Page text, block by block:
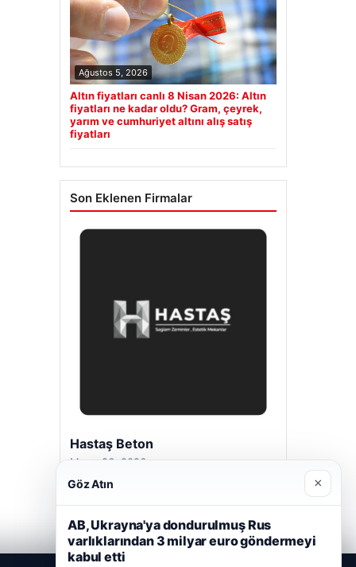
Ağustos 5, 2026
Altın fiyatları canlı 8 Nisan 2026: Altın
fiyatları ne kadar oldu? Gram, çeyrek,
yarım ve cumhuriyet altını alış satış
fiyatları
Son Eklenen Firmalar
Hastaş Beton
Mayıs 26, 2026
Göz Atın ×
AB, Ukrayna'ya dondurulmuş Rus
varlıklarından 3 milyar euro göndermeyi
kabul etti